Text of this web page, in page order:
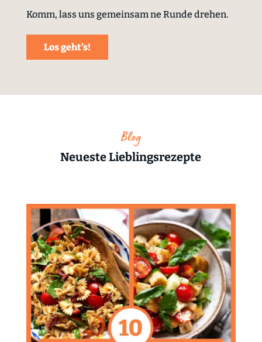
Komm, lass uns gemeinsam ne Runde drehen.
Los geht’s!
Blog
Neueste Lieblingsrezepte